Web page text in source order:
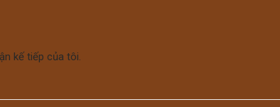
kế tiếp của tôi.